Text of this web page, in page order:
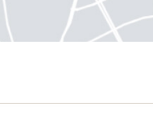
en una nueva pestaña